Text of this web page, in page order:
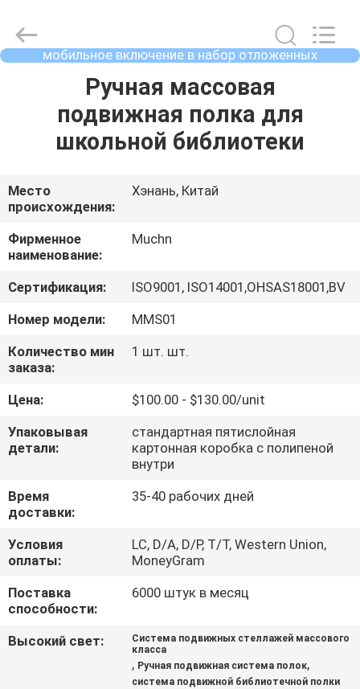
ПРОДУКТЫ
О
НАС
ПУТЕШЕСТВИЕ
ФАБРИКИ
ПРОВЕРКА
КАЧЕСТВА
СВЯЖИТЕСЬ
МЫ
НОВОСТИ
СПРОСИТЕ
ЦИТАТУ
КАРТА
Ltd..
Rights
Reserved.
мобильное включение в набор отложенных
изменений
Ручная массовая
подвижная полка для
школьной библиотеки
Место
происхождения:
Хэнань, Китай
Фирменное
наименование:
Muchn
Сертификация:
ISO9001, ISO14001,OHSAS18001,BV
Номер модели:
MMS01
Количество мин
заказа:
1 шт. шт.
Цена:
$100.00 - $130.00/unit
Упаковывая
детали:
стандартная пятислойная
картонная коробка с полипеной
внутри
Время
доставки:
35-40 рабочих дней
Условия
оплаты:
LC, D/A, D/P, T/T, Western Union,
MoneyGram
Поставка
способности:
6000 штук в месяц
Высокий свет:
Система подвижных стеллажей массового
класса
, Ручная подвижная система полок,
система подвижной библиотечной полки